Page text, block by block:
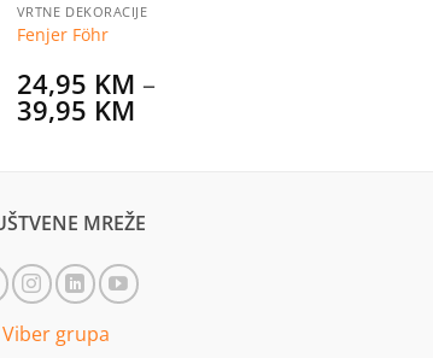
VRTNE DEKORACIJE
Fenjer Föhr
24,95 KM –
39,95 KMPrice
39,95 KM
MREŽE
Viber grupa